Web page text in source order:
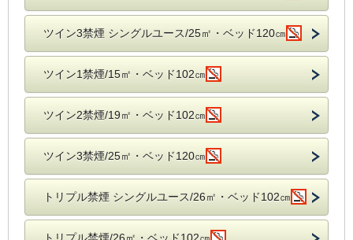
ツイン3禁煙 シングルユース/25㎡・ベッド120㎝
ツイン1禁煙/15㎡・ベッド102㎝
ツイン2禁煙/19㎡・ベッド102㎝
ツイン3禁煙/25㎡・ベッド120㎝
トリプル禁煙 シングルユース/26㎡・ベッド102㎝